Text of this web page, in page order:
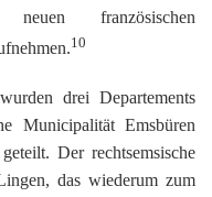
französischen
10
drei Departements
Municipalität Emsbüren
Der rechtsemsische
das wiederum zum